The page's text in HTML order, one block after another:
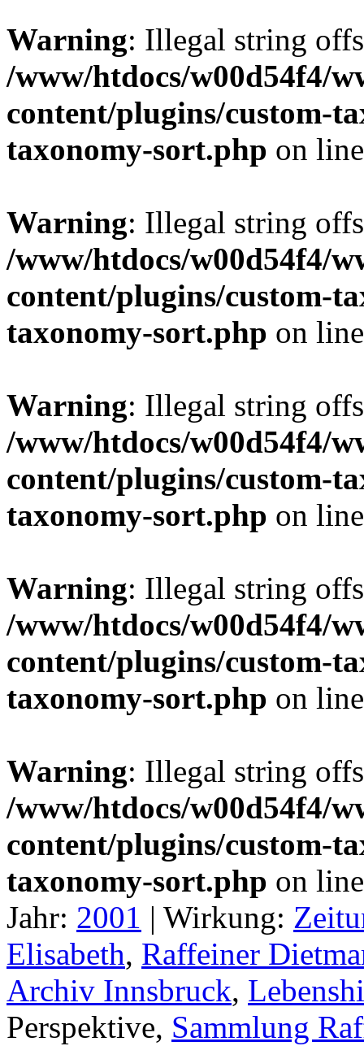
Warning: Illegal string
/www/htdocs/w00d54f4/
content/plugins/custom-
taxonomy-sort.php on
Warning: Illegal string
/www/htdocs/w00d54f4/
content/plugins/custom-
taxonomy-sort.php on
Warning: Illegal string
/www/htdocs/w00d54f4/
content/plugins/custom-
taxonomy-sort.php on
Warning: Illegal string
/www/htdocs/w00d54f4/
content/plugins/custom-
taxonomy-sort.php on
Warning: Illegal string
/www/htdocs/w00d54f4/
content/plugins/custom-
taxonomy-sort.php on
Jahr: 2001 | Wirkung:
Elisabeth, Raffeiner
Archiv Innsbruck,
Perspektive, Sammlung